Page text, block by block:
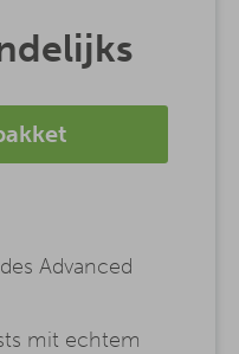
Advanced
mit echtem